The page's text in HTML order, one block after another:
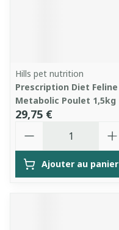
Hills pet nutrition
Prescription Diet Feline
Metabolic Poulet 1,5kg
29,75 €
Ajouter au panier